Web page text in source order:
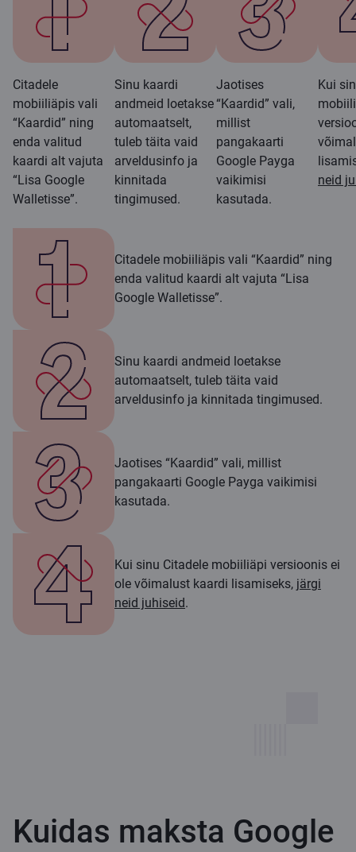
Citadele
mobiiliäpis vali
“Kaardid” ning
enda valitud
kaardi alt vajuta
“Lisa Google
Walletisse”.
Sinu kaardi
andmeid loetakse
automaatselt,
tuleb täita vaid
arveldusinfo ja
kinnitada
tingimused.
Jaotises
“Kaardid” vali,
millist
pangakaarti
Google Payga
vaikimisi
kasutada.
Kui
neid
Citadele mobiiliäpis vali “Kaardid” ning
enda valitud kaardi alt vajuta “Lisa
Google Walletisse”.
Sinu kaardi andmeid loetakse
automaatselt, tuleb täita vaid
arveldusinfo ja kinnitada tingimused.
Jaotises “Kaardid” vali, millist
pangakaarti Google Payga vaikimisi
kasutada.
Kui sinu Citadele mobiiliäpi versioonis ei
ole võimalust kaardi lisamiseks, järgi
neid juhiseid.
Kuidas maksta Google